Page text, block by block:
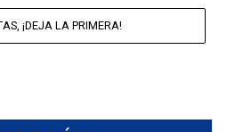
¡DEJA LA PRIMERA!